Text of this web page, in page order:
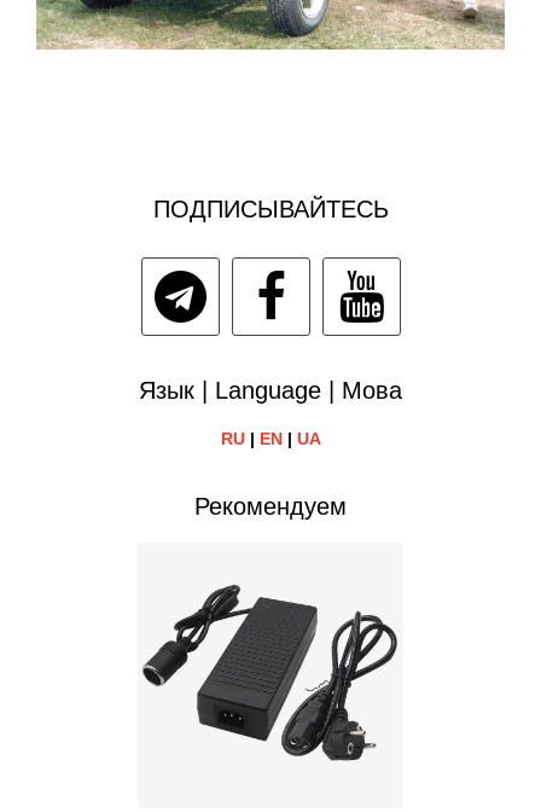
ПОДПИСЫВАЙТЕСЬ
Язык | Language | Мова
RU| EN| UA
Рекомендуем